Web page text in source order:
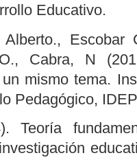
Educativo.
Cabra, N
mismo tema.
Pedagógico,
Teoría